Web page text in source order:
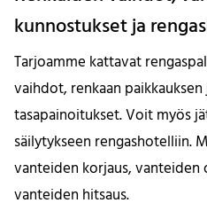
kunnostukset ja
Tarjoamme kattavat
vaihdot, renkaan
tasapainoitukset. Voit myös
säilytykseen rengashotelliin.
vanteiden korjaus, vanteiden
vanteiden hitsaus.